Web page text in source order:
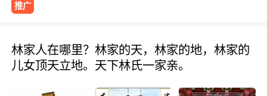
推广
林家人在哪里？林家的天，林家的地，林家的
儿女顶天立地。天下林氏一家亲。